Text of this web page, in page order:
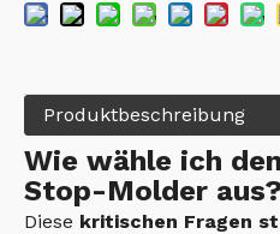
Produktbeschreibung
Wie wähle ich
Stop-Molder aus?
Diese kritischen Fragen